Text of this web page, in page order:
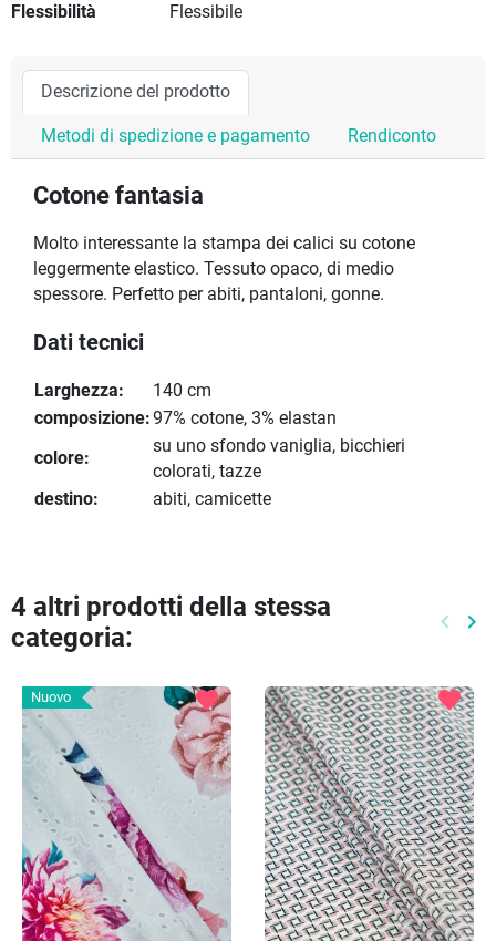
Flessibilità Flessibile
Descrizione del prodotto
Metodi di spedizione e pagamento Rendiconto
Cotone fantasia
Molto interessante la stampa dei calici su cotone
leggermente elastico. Tessuto opaco, di medio
spessore. Perfetto per abiti, pantaloni, gonne.
Dati tecnici
Larghezza:
140 cm
composizione:97% cotone, 3% elastan
colore:
su uno sfondo vaniglia, bicchieri
colorati, tazze
destino:
abiti, camicette
4 altri prodotti della stessa
categoria:
keyboard_arrow_left keyboard_arrow_right
Nuovo favorite favorite